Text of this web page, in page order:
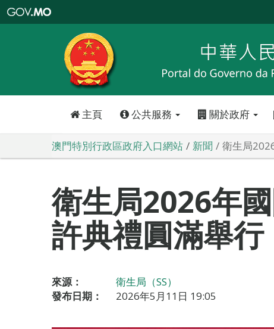
特
政
區
政
口
主頁 公共服務 關於政府
澳門特別行政區政府入口網站 新聞 衛生局
衛生局2026年
許典禮圓滿舉行
來源：
衛生局（SS）
發布日期：
2026年5月11日 19:05